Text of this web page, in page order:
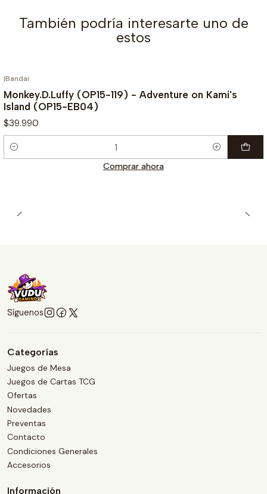
También podría interesarte uno de
estos
|Bandai
Monkey.D.Luffy (OP15-119) - Adventure on Kami's
Island (OP15-EB04)
$39.990
Cantidad
Comprar ahora
Síguenos
Categorías
Juegos de Mesa
Juegos de Cartas TCG
Ofertas
Novedades
Preventas
Contacto
Condiciones Generales
Accesorios
Información